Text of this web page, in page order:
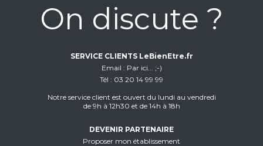
On discute ?
SERVICE CLIENTS LeBienEtre.fr
Email
Par ici... ;-)
Tél
03 20 14 99 99
Notre service client est ouvert du lundi au vendredi
de 9h à 12h30 et de 14h à 18h
DEVENIR PARTENAIRE
Proposer mon établissement